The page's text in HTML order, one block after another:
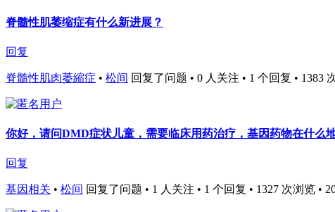
脊髓性肌萎缩症有什么新进展？
回复
脊髓性肌肉萎縮症 • 松间 回复了问题 • 0 人关注 • 1 个回复 • 1383
你好，请问DMD症状儿童，需要临床用药治疗，基因药物在什么
回复
基因相关 • 松间 回复了问题 • 1 人关注 • 1 个回复 • 1327 次浏览 •